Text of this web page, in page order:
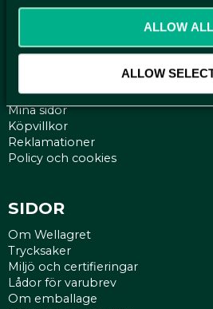
ALLOW ALL
ALLOW
Få relevanta erbjudande och
handla smartare helt enkelt.
KUNDTJÄNST
Kontakt
Mina sidor
Köpvillkor
Reklamationer
Policy och cookies
SIDOR
Om Wellagret
Trycksaker
Miljö och certifieringar
Lådor för varubrev
Om emballage